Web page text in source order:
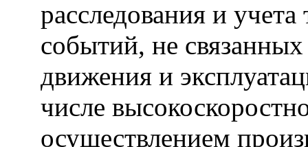
расследования и
событий, не
движения и
числе
осуществлением